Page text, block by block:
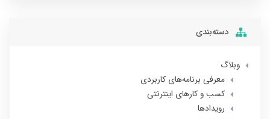
دسته‌بندی
وبلاگ
معرفی برنامه‌های کاربردی
کسب و کارهای اینترنتی
رویدادها